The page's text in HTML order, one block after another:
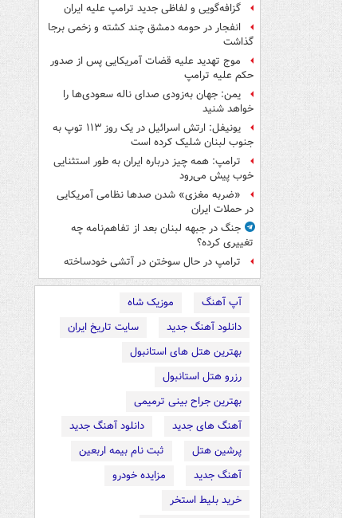
گزافه‌گویی و لفاظی جدید ترامپ علیه ایران
انفجار در حومه دمشق چند کشته و زخمی برجا
گذاشت
موج تهدید علیه قضات آمریکایی پس از صدور
حکم علیه ترامپ
یمن: جهان به‌زودی صدای ناله سعودی‌ها را
خواهد شنید
یونیفل: ارتش اسرائیل در یک روز ۱۱۳ توپ به
جنوب لبنان شلیک کرده است
ترامپ: همه چیز درباره ایران به طور استثنایی
خوب پیش می‌رود
«ضربه مغزی» شدن صدها نظامی آمریکایی
در حملات ایران
جنگ در جبهه لبنان بعد از تفاهم‌نامه چه
تغییری کرده؟
ترامپ در حال سوختن در آتشی خودساخته
آپ آهنگ
موزیک شاه
دانلود آهنگ جدید
سایت تاریخ ایران
بهترین هتل های استانبول
رزرو هتل استانبول
بهترین جراح بینی ترمیمی
آهنگ های جدید
دانلود آهنگ جدید
پرشین هتل
ثبت نام بیمه اربعین
آهنگ جدید
مزایده خودرو
خرید بلیط استخر